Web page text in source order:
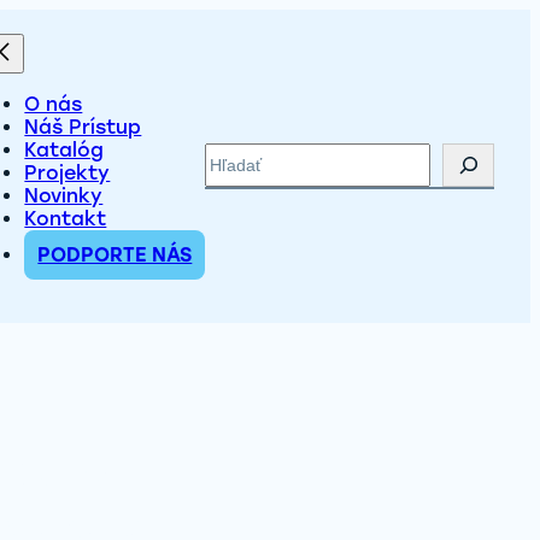
O nás
Náš Prístup
Katalóg
Projekty
Novinky
Kontakt
PODPORTE NÁS
Hľadať